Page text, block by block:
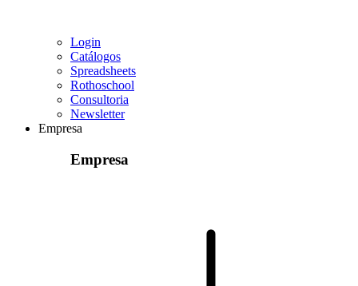
Login
Catálogos
Spreadsheets
Rothoschool
Consultoria
Newsletter
Empresa
Empresa